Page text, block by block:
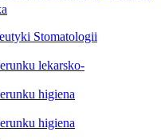
Stomatologii
lekarsko-
higiena
higiena